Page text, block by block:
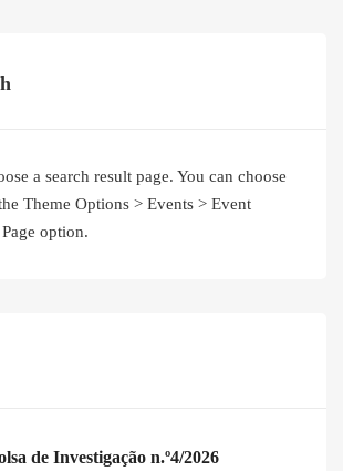
a search result page. You can choose
Theme Options > Events > Event
option.
de Investigação n.º4/2026